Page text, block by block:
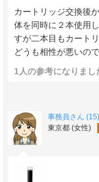
カートリッジ交換後
体を同時に２本使用
すが二本目もカート
どうも相性が悪いの
1人の参考になりまし
事務員さん (15)
東京都 (女性)